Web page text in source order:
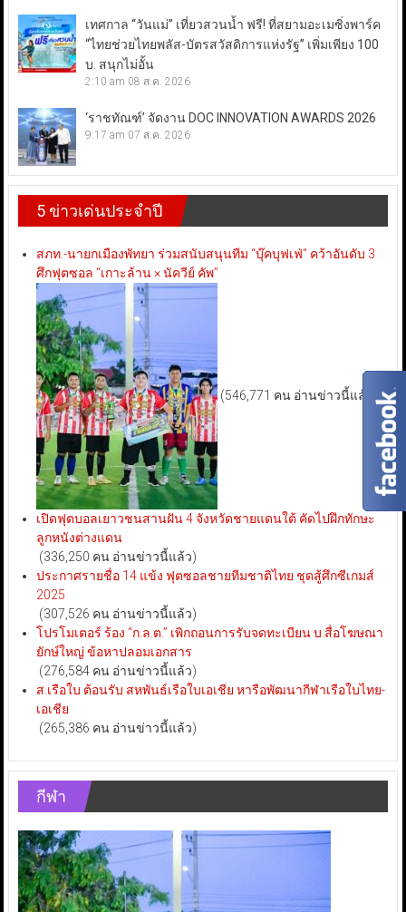
เทศกาล “วันแม่” เที่ยวสวนน้ำ ฟรี! ที่สยามอะเมซิ่งพาร์ค
“ไทยช่วยไทยพลัส-บัตรสวัสดิการแห่งรัฐ” เพิ่มเพียง 100
บ. สนุกไม่อั้น
2:10 am 08 ส.ค. 2026
‘ราชทัณฑ์’ จัดงาน DOC INNOVATION AWARDS 2026
9:17 am 07 ส.ค. 2026
5 ข่าวเด่นประจำปี
สภท.-นายกเมืองพัทยา ร่วมสนับสนุนทีม “บุ๊คบุฟเฟ่” คว้าอันดับ 3
ศึกฟุตซอล “เกาะล้าน × นัควีย์ คัพ”
(546,771 คน อ่านข่าวนี้แล้ว)
เปิดฟุตบอลเยาวชนสานฝัน 4 จังหวัดชายแดนใต้ คัดไปฝึกทักษะ
ลูกหนังต่างแดน
(336,250 คน อ่านข่าวนี้แล้ว)
ประกาศรายชื่อ 14 แข้ง ฟุตซอลชายทีมชาติไทย ชุดสู้ศึกซีเกมส์
2025
(307,526 คน อ่านข่าวนี้แล้ว)
โปรโมเตอร์ ร้อง “ก.ล.ต.” เพิกถอนการรับจดทะเบียน บ.สื่อโฆษณา
ยักษ์ใหญ่ ข้อหาปลอมเอกสาร
(276,584 คน อ่านข่าวนี้แล้ว)
ส.เรือใบ ต้อนรับ สหพันธ์เรือใบเอเชีย หารือพัฒนากีฬาเรือใบไทย-
เอเชีย
(265,386 คน อ่านข่าวนี้แล้ว)
กีฬา